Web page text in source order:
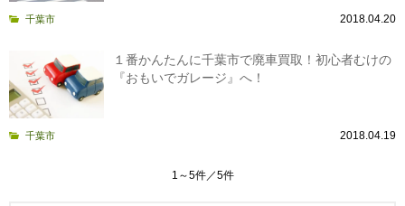
千葉市 2018.04.20
１番かんたんに千葉市で廃車買取！初心者むけの
『おもいでガレージ』へ！
千葉市 2018.04.19
1～5件／5件